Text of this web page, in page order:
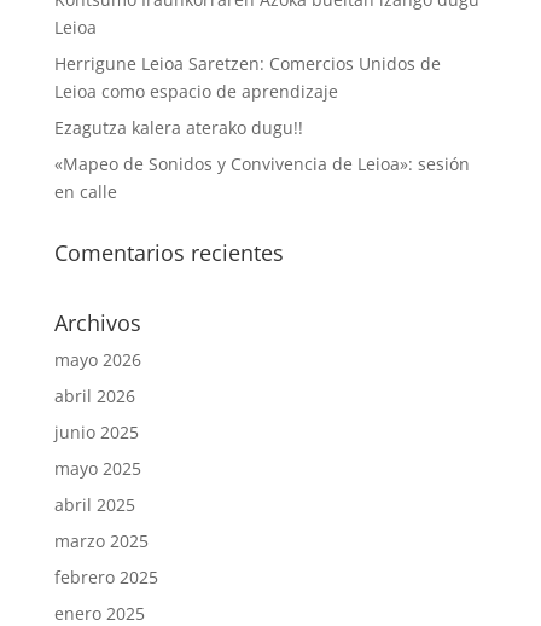
Leioa
Herrigune Leioa Saretzen: Comercios Unidos de
Leioa como espacio de aprendizaje
Ezagutza kalera aterako dugu!!
«Mapeo de Sonidos y Convivencia de Leioa»: sesión
en calle
Comentarios recientes
Archivos
mayo 2026
abril 2026
junio 2025
mayo 2025
abril 2025
marzo 2025
febrero 2025
enero 2025